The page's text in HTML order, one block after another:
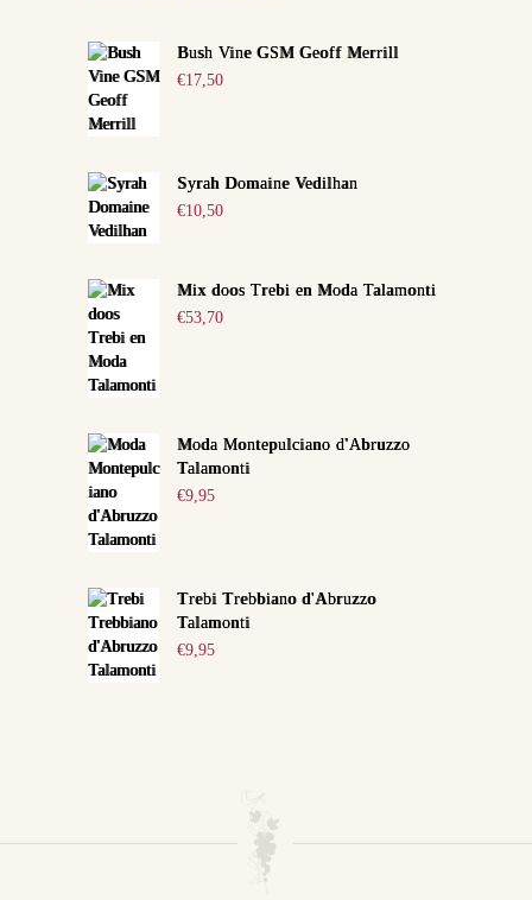
Bush Vine GSM Geoff Merrill
€17,50
Syrah Domaine Vedilhan
€10,50
Mix doos Trebi en Moda Talamonti
€53,70
Moda Montepulciano d'Abruzzo
Talamonti
€9,95
Trebi Trebbiano d'Abruzzo
Talamonti
€9,95